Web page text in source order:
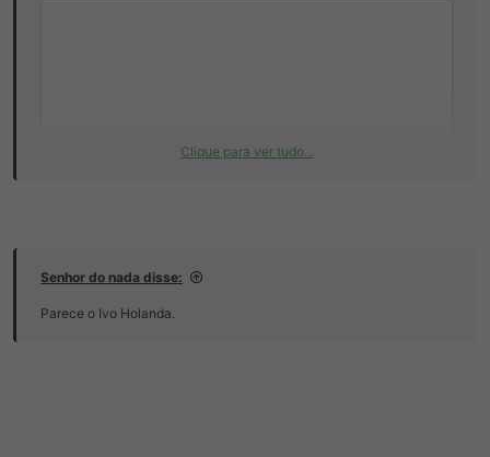
Clique para ver tudo...
Senhor do nada disse:
Parece o Ivo Holanda.